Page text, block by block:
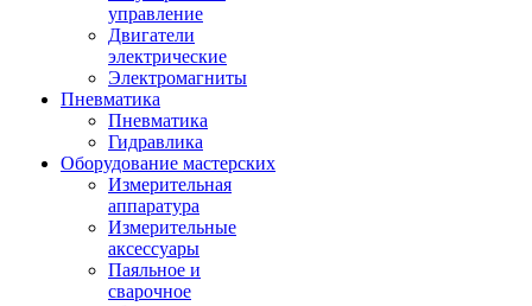
управление
Двигатели
электрические
Электромагниты
Пневматика
Пневматика
Гидравлика
Оборудование мастерских
Измерительная
аппаратура
Измерительные
аксессуары
Паяльное и
сварочное